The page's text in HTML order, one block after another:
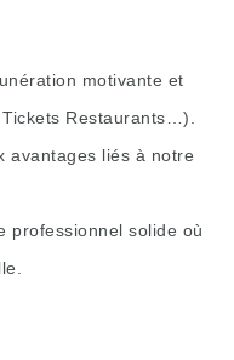
motivante et
Restaurants…).
avantages liés à notre
professionnel solide où